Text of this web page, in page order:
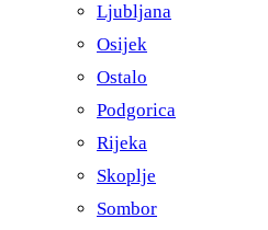
Ljubljana
Osijek
Ostalo
Podgorica
Rijeka
Skoplje
Sombor